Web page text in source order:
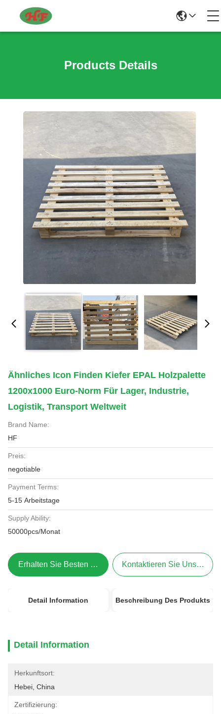
Products Details
Ähnliches Icon Finden Kiefer EPAL Holzpalette
1200x1000 Euro-Norm Für Lager, Industrie,
Logistik, Transport Weltweit
Brand Name:
HF
Preis:
negotiable
Payment Terms:
5-15 Arbeitstage
Supply Ability:
50000pcs/Monat
Erhalten Sie Besten Preis Kontaktieren Sie Uns Jetzt
Detail Information Beschreibung Des Produkts
Detail Information
Herkunftsort:
Hebei, China
Zertifizierung: